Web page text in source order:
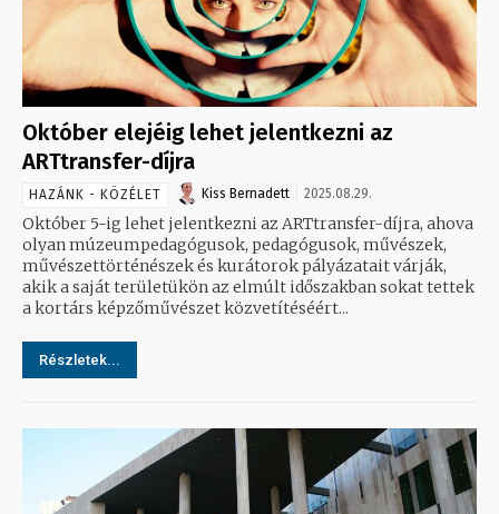
Október elejéig lehet jelentkezni az
ARTtransfer-díjra
HAZÁNK - KÖZÉLET Kiss Bernadett 2025.08.29.
Október 5-ig lehet jelentkezni az ARTtransfer-díjra, ahova
olyan múzeumpedagógusok, pedagógusok, művészek,
művészettörténészek és kurátorok pályázatait várják,
akik a saját területükön az elmúlt időszakban sokat tettek
a kortárs képzőművészet közvetítéséért...
Részletek...